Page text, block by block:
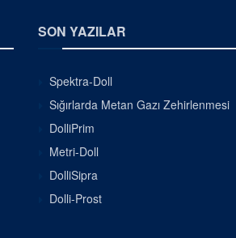
SON YAZILAR
Spektra-Doll
Sığırlarda Metan Gazı Zehirlenmesi
DolliPrim
Metri-Doll
DolliSipra
Dolli-Prost